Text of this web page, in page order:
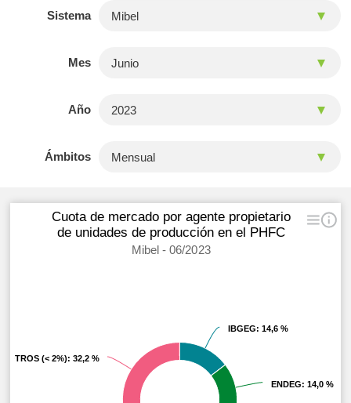
Sistema
Mes
Año
Ámbitos
Cuota de mercado por agente propietario
de unidades de producción en el PHFC
Mibel - 06/2023
IBGEG: 14,6 %
IBGEG: 14,6 %
ENDEG: 14,0 %
ENDEG: 14,0 %
OTROS (< 2%): 32,2 %
OTROS (< 2%): 32,2 %